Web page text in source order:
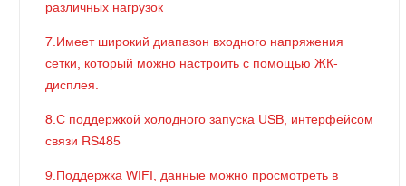
различных нагрузок
7.Имеет широкий диапазон входного напряжения
сетки, который можно настроить с помощью ЖК-
дисплея.
8.С поддержкой холодного запуска USB, интерфейсом
связи RS485
9.Поддержка WIFI, данные можно просмотреть в